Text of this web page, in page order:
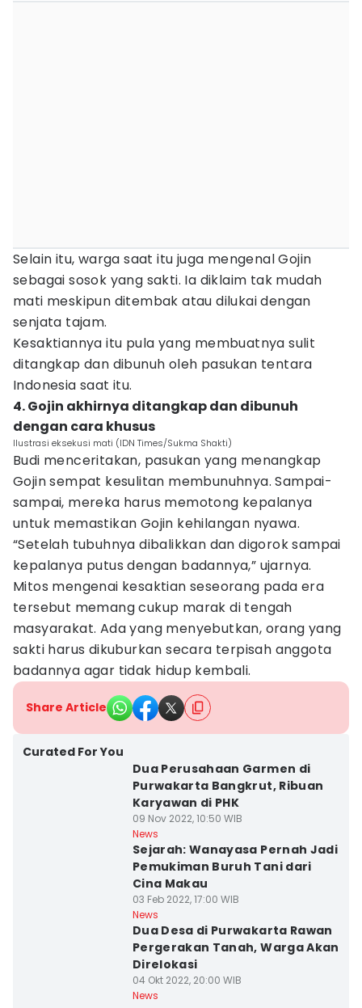
Selain itu, warga saat itu juga mengenal Gojin
sebagai sosok yang sakti. Ia diklaim tak mudah
mati meskipun ditembak atau dilukai dengan
senjata tajam.
Kesaktiannya itu pula yang membuatnya sulit
ditangkap dan dibunuh oleh pasukan tentara
Indonesia saat itu.
4. Gojin akhirnya ditangkap dan dibunuh
dengan cara khusus
Ilustrasi eksekusi mati (IDN Times/Sukma Shakti)
Budi menceritakan, pasukan yang menangkap
Gojin sempat kesulitan membunuhnya. Sampai-
sampai, mereka harus memotong kepalanya
untuk memastikan Gojin kehilangan nyawa.
“Setelah tubuhnya dibalikkan dan digorok sampai
kepalanya putus dengan badannya,” ujarnya.
Mitos mengenai kesaktian seseorang pada era
tersebut memang cukup marak di tengah
masyarakat. Ada yang menyebutkan, orang yang
sakti harus dikuburkan secara terpisah anggota
badannya agar tidak hidup kembali.
Share Article
Curated For You
Dua Perusahaan Garmen di
Purwakarta Bangkrut, Ribuan
Karyawan di PHK
09 Nov 2022, 10:50 WIB
News
Sejarah: Wanayasa Pernah Jadi
Pemukiman Buruh Tani dari
Cina Makau
03 Feb 2022, 17:00 WIB
News
Dua Desa di Purwakarta Rawan
Pergerakan Tanah, Warga Akan
Direlokasi
04 Okt 2022, 20:00 WIB
News